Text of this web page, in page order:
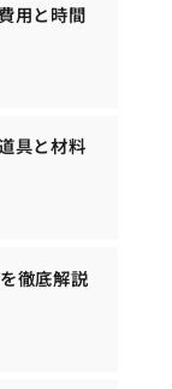
用と時間
具と材料
徹底解説